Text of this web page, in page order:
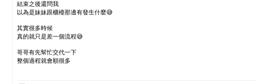
結束之後還問我
以為是妹妹跟櫃檯那邊有發生什麼😅
其實很多時候
真的就只是差一個流程😅
哥哥有先幫忙交代一下
整個過程就會順很多